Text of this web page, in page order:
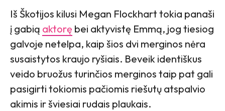
Iš Škotijos kilusi Megan Flockhart tokia panaši
į gabią aktorę bei aktyvistę Emmą, jog tiesiog
galvoje netelpa, kaip šios dvi merginos nėra
susaistytos kraujo ryšiais. Beveik identiškus
veido bruožus turinčios merginos taip pat gali
pasigirti tokiomis pačiomis riešutų atspalvio
akimis ir šviesiai rudais plaukais.